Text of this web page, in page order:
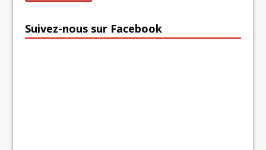
Suivez-nous sur Facebook